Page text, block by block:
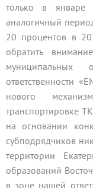
только в
аналогичный
20 процентов в
обратить
ответственности
нового
транспортировке
на основании
субподрядчиков
территории
образований
в зоне нашей